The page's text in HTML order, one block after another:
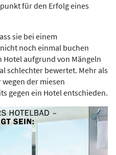
für den Erfolg eines
sie bei einem
noch einmal buchen
Hotel aufgrund von Mängeln
schlechter bewertet. Mehr als
der miesen
gegen ein Hotel entschieden.